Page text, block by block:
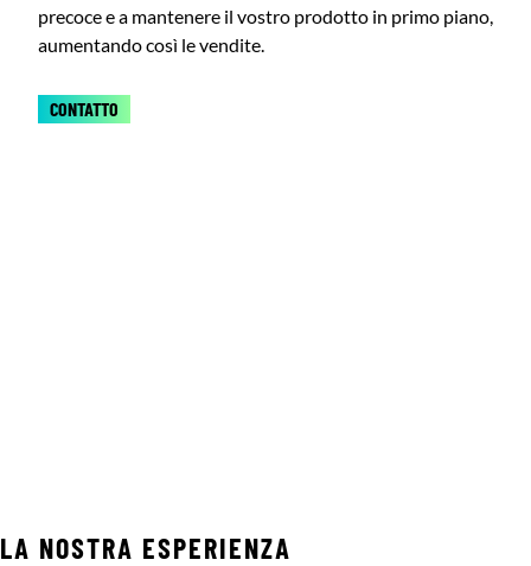
precoce e a mantenere il vostro prodotto in primo piano,
aumentando così le vendite.
CONTATTO
LA NOSTRA ESPERIENZA